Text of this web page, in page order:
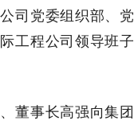
司党委组织部、党
工程公司领导班子
董事长高强向集团